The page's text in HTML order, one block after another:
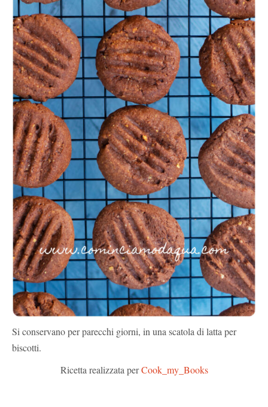
Si conservano per parecchi giorni, in una scatola di latta per
biscotti.
Ricetta realizzata perCook_my_Books